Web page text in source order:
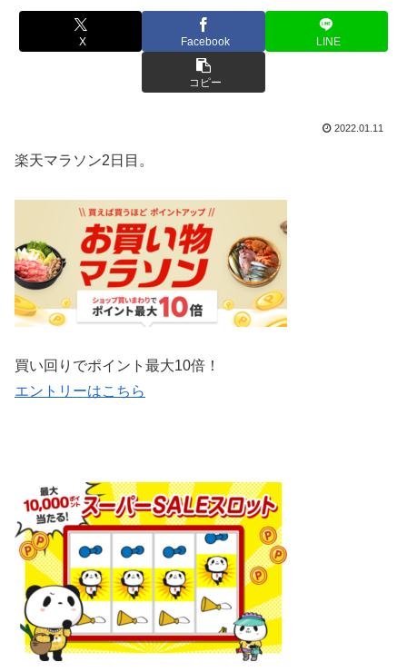
X Facebook LINE
コピー
2022.01.11
楽天マラソン2日目。
買い回りでポイント最大10倍！
エントリーはこちら